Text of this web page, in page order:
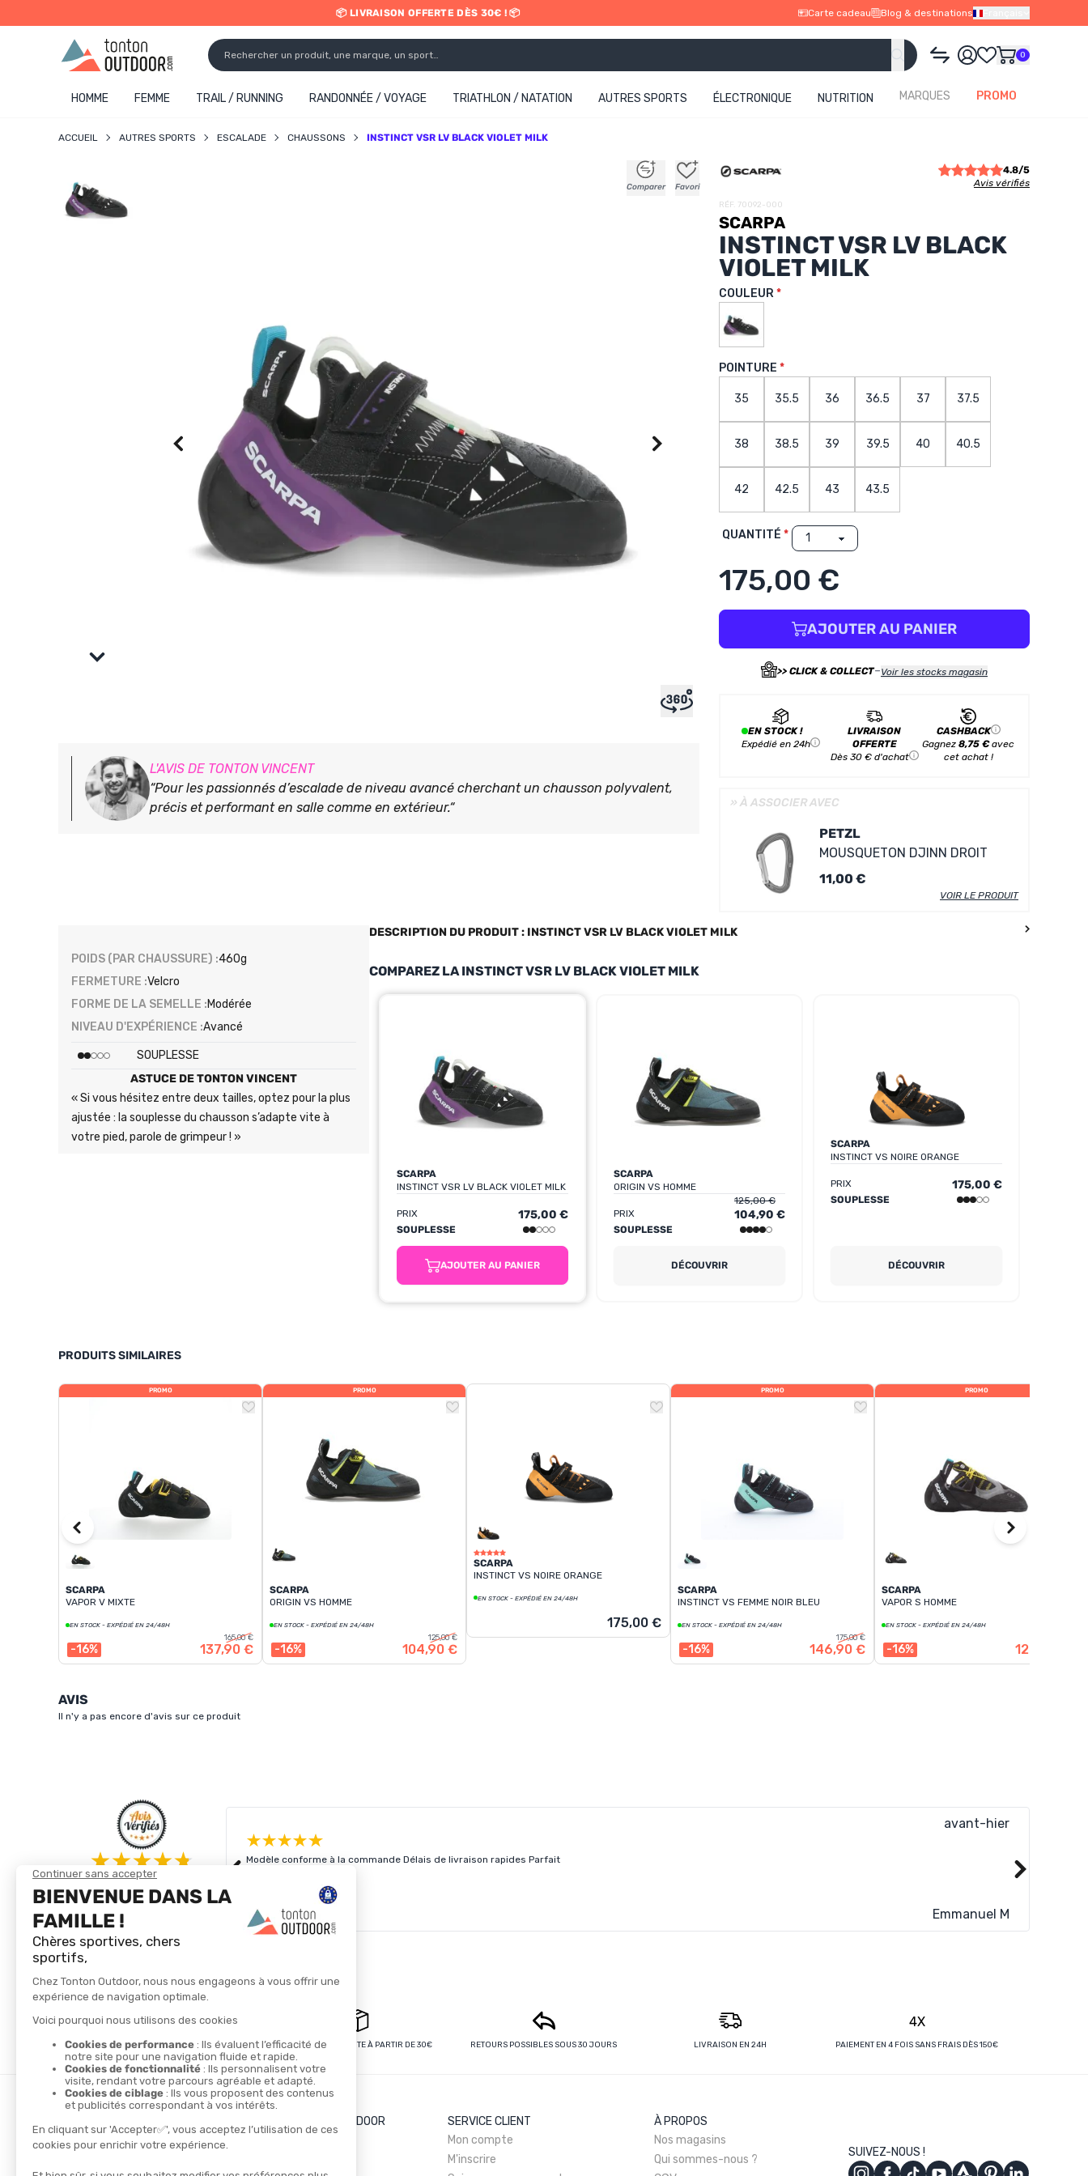
content
📦 LIVRAISON OFFERTE DÈS 30€ ! 📦
✨ RETRAIT EN MAGASIN GRATUIT
Carte cadeau Blog & destinations
0
HOMME FEMME TRAIL / RUNNING RANDONNÉE / VOYAGE TRIATHLON / NATATION AUTRES SPORTS ÉLECTRONIQUE NUTRITION MARQUES PROMO
ACCUEIL AUTRES SPORTS ESCALADE CHAUSSONS INSTINCT VSR LV BLACK VIOLET MILK
+
+
Comparer
+
+
Favori
L'AVIS DE TONTON VINCENT
“Pour les passionnés d’escalade de niveau avancé cherchant un chausson polyvalent,
précis et performant en salle comme en extérieur.“
4.8/5
Avis vérifiés
RÉF. 70092-000
SCARPA
INSTINCT VSR LV BLACK
VIOLET MILK
COULEUR
POINTURE
35 35.5 36 36.5 37 37.5
38 38.5 39 39.5 40 40.5
42 42.5 43 43.5
QUANTITÉ
175,00 €
AJOUTER AU PANIER
>> CLICK & COLLECT-Voir les stocks magasin
EN STOCK !
Expédié en 24h
LIVRAISON
OFFERTE
Dès 30 € d'achat
CASHBACK
Gagnez 8,75 €avec
cet achat !
» À ASSOCIER AVEC
PETZL
MOUSQUETON DJINN DROIT
11,00 €
VOIR LE PRODUIT
POIDS (PAR CHAUSSURE) :460g
FERMETURE :Velcro
FORME DE LA SEMELLE :Modérée
NIVEAU D'EXPÉRIENCE :Avancé
SOUPLESSE
ASTUCE DE TONTON VINCENT
« Si vous hésitez entre deux tailles, optez pour la plus
ajustée : la souplesse du chausson s’adapte vite à
votre pied, parole de grimpeur ! »
DESCRIPTION DU PRODUIT : INSTINCT VSR LV BLACK VIOLET MILK
COMPAREZ LA INSTINCT VSR LV BLACK VIOLET MILK
SCARPA
INSTINCT VSR LV BLACK VIOLET MILK
PRIX 175,00 €
SOUPLESSE
AJOUTER AU PANIER
SCARPA
ORIGIN VS HOMME
PRIX
125,00 €
104,90 €
SOUPLESSE
DÉCOUVRIR
SCARPA
INSTINCT VS NOIRE ORANGE
PRIX 175,00 €
SOUPLESSE
DÉCOUVRIR
PRODUITS SIMILAIRES
PROMO
SCARPA
VAPOR V MIXTE
EN STOCK - EXPÉDIÉ EN 24/48H
-16%
165,00 €
137,90 €
PROMO
SCARPA
ORIGIN VS HOMME
EN STOCK - EXPÉDIÉ EN 24/48H
-16%
125,00 €
104,90 €
SCARPA
INSTINCT VS NOIRE ORANGE
EN STOCK - EXPÉDIÉ EN 24/48H
175,00 €
PROMO
SCARPA
INSTINCT VS FEMME NOIR BLEU
EN STOCK - EXPÉDIÉ EN 24/48H
-16%
175,00 €
146,90 €
PROMO
SCARPA
VAPOR S HOMME
EN STOCK - EXPÉDIÉ EN 24/48H
-16% 129,90 €
AVIS
Il n'y a pas encore d'avis sur ce produit
4.8/5
Basé sur4 333avis des 12 derniers mois
Voir tous les avis
avant-hier
Modèle conforme à la commande Délais de livraison rapides Parfait
Emmanuel M
PAIEMENT SÉCURISÉ LIVRAISON GRATUITE À PARTIR DE 30€ RETOURS POSSIBLES SOUS 30 JOURS LIVRAISON EN 24H
4X
PAIEMENT EN 4 FOIS SANS FRAIS DÈS 150€
LES + DE TONTON OUTDOOR
SERVICE CLIENT
Mon compte
M'inscrire
À PROPOS
Nos magasins
Qui sommes-nous ?
SUIVEZ-NOUS !